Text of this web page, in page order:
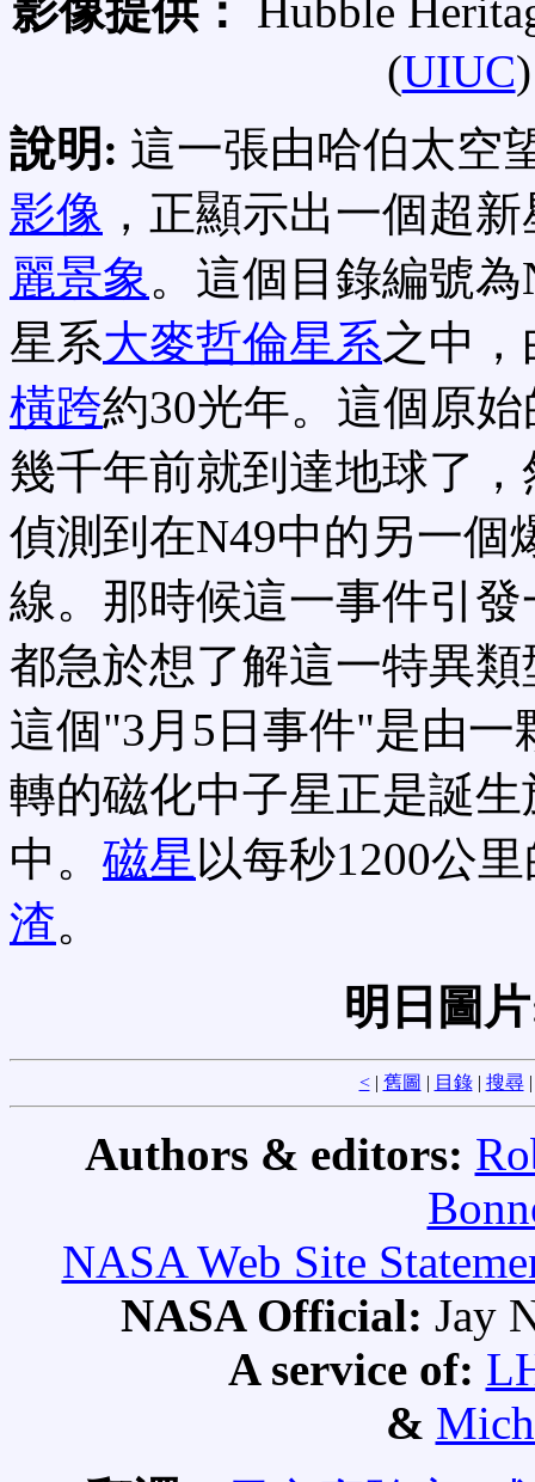
影像提供：
Hubble
(UIUC
說明: 這一張由哈伯太空
影像 ，正顯示出一個超
麗景象 。這個目錄編號
星系大麥哲倫星系之中
橫跨約30光年。這個原
幾千年前就到達地球了，
偵測到在N49中的另一個
線。那時候這一事件引發
都急於想了解這一特異
這個"3月5日事件"是由一
轉的磁化中子星正是誕
中。 磁星以每秒1200公
渣。
明日圖
<| 舊圖 | 目錄| 搜尋
Authors & editors:
NASA Web Site
NASA Official: Jay
A service of:
&